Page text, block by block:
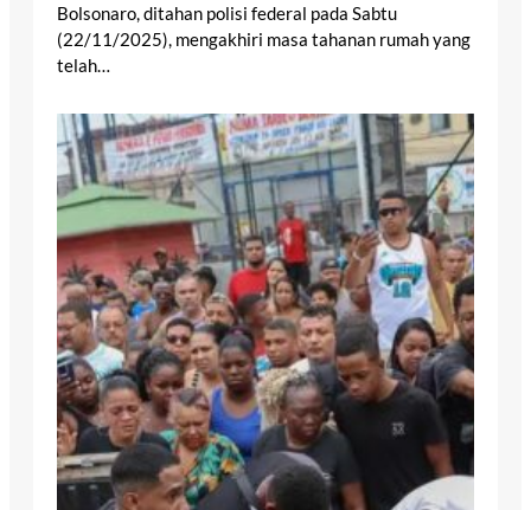
Bolsonaro, ditahan polisi federal pada Sabtu
(22/11/2025), mengakhiri masa tahanan rumah yang
telah…